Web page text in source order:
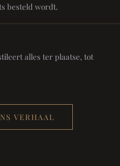
besteld wordt.
alles ter plaatse, tot
VERHAAL